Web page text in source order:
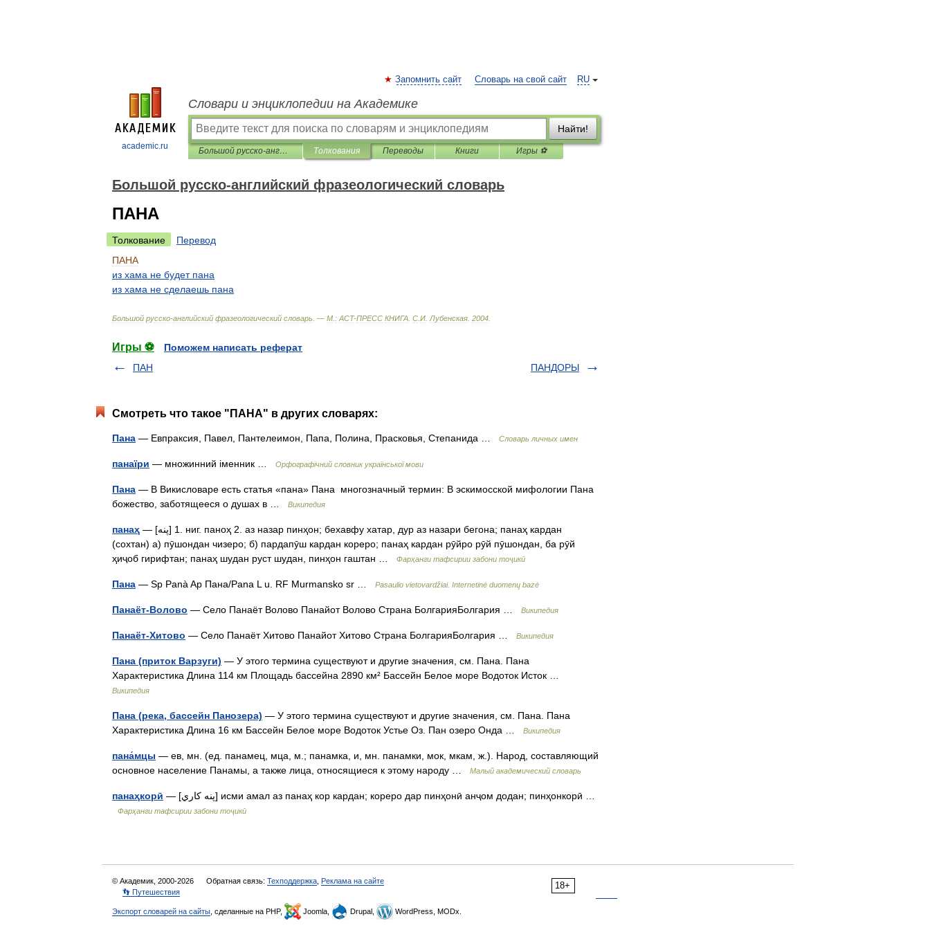
academic.ru
RU
Запомнить сайт Словарь на свой сайт
Словари и энциклопедии на Академике
Найти!
Большой русско-английский фразеологический словарь Толкования Переводы Книги Игры ⚽
Большой русско-английский фразеологический словарь
ПАНА
Толкование
Перевод
ПАНА
из хама не будет пана
из хама не сделаешь пана
Большой русско-английский фразеологический словарь . — М : ACT-ПРЕСС КНИГА С И Лубенская 2004
Игры ⚽
Поможем написать реферат
ПАН
ПАНДОРЫ
Смотреть что такое "ПАНА" в других словарях:
Пана — Евпраксия, Павел, Пантелеимон, Папа, Полина, Прасковья, Степанида … Словарь личных имен
панаїри — множинний іменник … Орфографічний словник української мови
Пана — В Викисловаре есть статья «пана» Пана многозначный термин: В эскимосской мифологии Пана
божество, заботящееся о душах в …
Википедия
панаҳ — [پنه] 1. ниг. паноҳ 2. аз назар пинҳон; бехавфу хатар, дур аз назари бегона; панаҳ кардан
(сохтан) а) пӯшондан чизеро; б) пардапӯш кардан кореро; панаҳ кардан рӯйро рӯй пӯшондан, ба рӯй
ҳиҷоб гирифтан; панаҳ шудан руст шудан, пинҳон гаштан …
Фарҳанги тафсирии забони тоҷикӣ
Пана — Sp Panà Ap Пана/Pana L u. RF Murmansko sr … Pasaulio vietovardžiai. Internetinė duomenų bazė
Панаёт-Волово — Село Панаёт Волово Панайот Волово Страна БолгарияБолгария … Википедия
Панаёт-Хитово — Село Панаёт Хитово Панайот Хитово Страна БолгарияБолгария … Википедия
Пана (приток Варзуги) — У этого термина существуют и другие значения, см. Пана. Пана
Характеристика Длина 114 км Площадь бассейна 2890 км² Бассейн Белое море Водоток Исток …
Википедия
Пана (река, бассейн Панозера) — У этого термина существуют и другие значения, см. Пана. Пана
Характеристика Длина 16 км Бассейн Белое море Водоток Устье Оз. Пан озеро Онда …
Википедия
пана́мцы — ев, мн. (ед. панамец, мца, м.; панамка, и, мн. панамки, мок, мкам, ж.). Народ, составляющий
основное население Панамы, а также лица, относящиеся к этому народу …
Малый академический словарь
панаҳкорӣ — [پنه کاري] исми амал аз панаҳ кор кардан; кореро дар пинҳонӣ анҷом додан; пинҳонкорӣ …
Фарҳанги тафсирии забони тоҷикӣ
18+
© Академик, 2000-2026 Обратная связь: Техподдержка Реклама на сайте
👣 Путешествия
Экспорт словарей на сайты , сделанные на PHP, Joomla, Drupal, WordPress, MODx.